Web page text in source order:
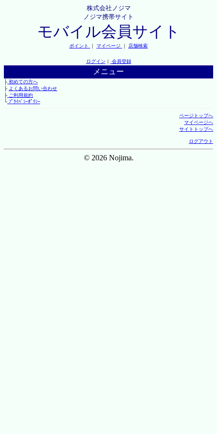
株式会社ノジマ
ノジマ携帯サイト
モバイル会員サイト
ポイント ｜ マイページ ｜ 店舗検索
ログイン ｜ 会員登録
メニュー
├初めての方へ
├ よくあるお問い合わせ
├ご利用規約
└ﾌﾟﾗｲﾊﾞｼｰﾎﾟﾘｼｰ
ページトップへ
マイページへ
サイトトップへ
ログアウト
© 2026 Nojima.